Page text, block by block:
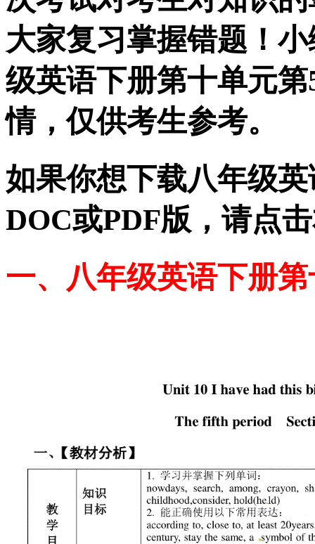
大家复习掌握错题！
级英语下册第十单元
情，仅供考生参考。
如果你想下载八年级
DOC或PDF版，请点
一、八年级英语下册